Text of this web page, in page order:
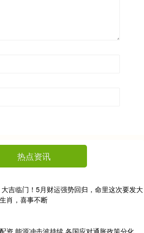
热点资讯
吉临门！5月财运强势回归，命里这次要发大
肖，喜事不断